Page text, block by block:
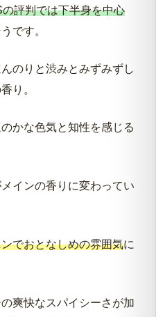
評判では下半身を中心
です。
のりと渋みとみずみずし
り。
かな色気と知性を感じる
インの香りに変わってい
でおとなしめの雰囲気に
爽快なスパイシーさが加